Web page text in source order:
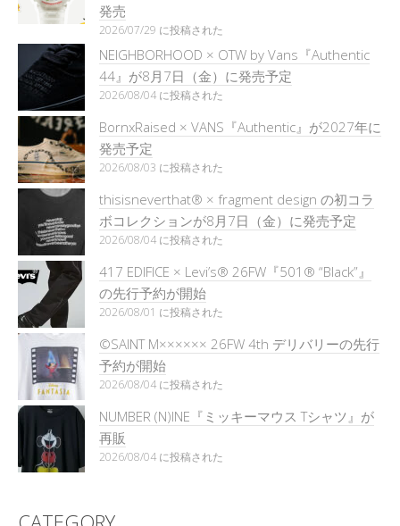
発売
2026/07/29 に投稿された
NEIGHBORHOOD × OTW by Vans『Authentic
44』が8月7日（金）に発売予定
2026/08/04 に投稿された
BornxRaised × VANS『Authentic』が2027年に
発売予定
2026/08/03 に投稿された
thisisneverthat® × fragment design の初コラ
ボコレクションが8月7日（金）に発売予定
2026/08/04 に投稿された
417 EDIFICE × Levi’s® 26FW『501®︎ “Black”』
の先行予約が開始
2026/08/01 に投稿された
©SAINT M×××××× 26FW 4th デリバリーの先行
予約が開始
2026/08/04 に投稿された
NUMBER (N)INE『ミッキーマウス Tシャツ』が
再販
2026/08/04 に投稿された